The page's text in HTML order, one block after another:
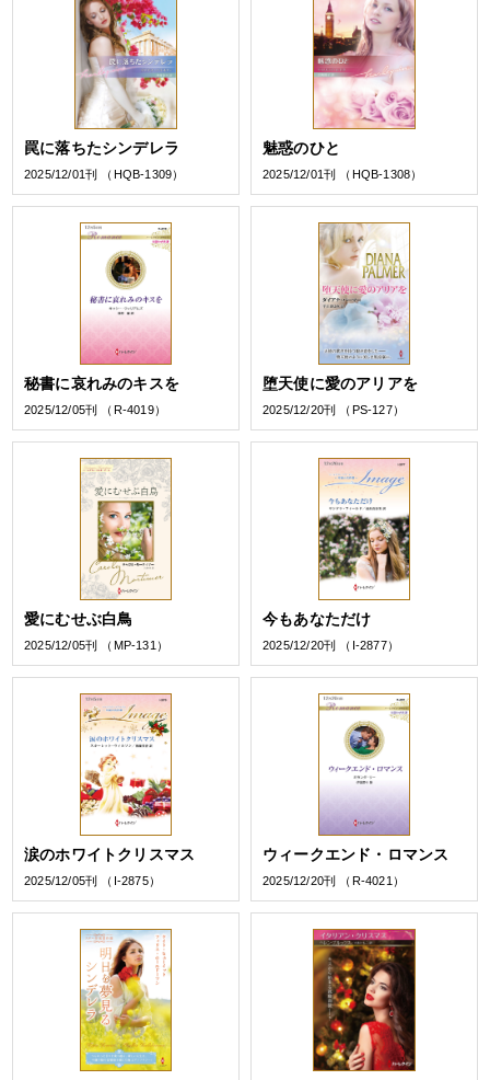
罠に落ちたシンデレラ
2025/12/01刊 （HQB-1309）
魅惑のひと
2025/12/01刊 （HQB-1308）
秘書に哀れみのキスを
2025/12/05刊 （R-4019）
堕天使に愛のアリアを
2025/12/20刊 （PS-127）
愛にむせぶ白鳥
2025/12/05刊 （MP-131）
今もあなただけ
2025/12/20刊 （I-2877）
涙のホワイトクリスマス
2025/12/05刊 （I-2875）
ウィークエンド・ロマンス
2025/12/20刊 （R-4021）